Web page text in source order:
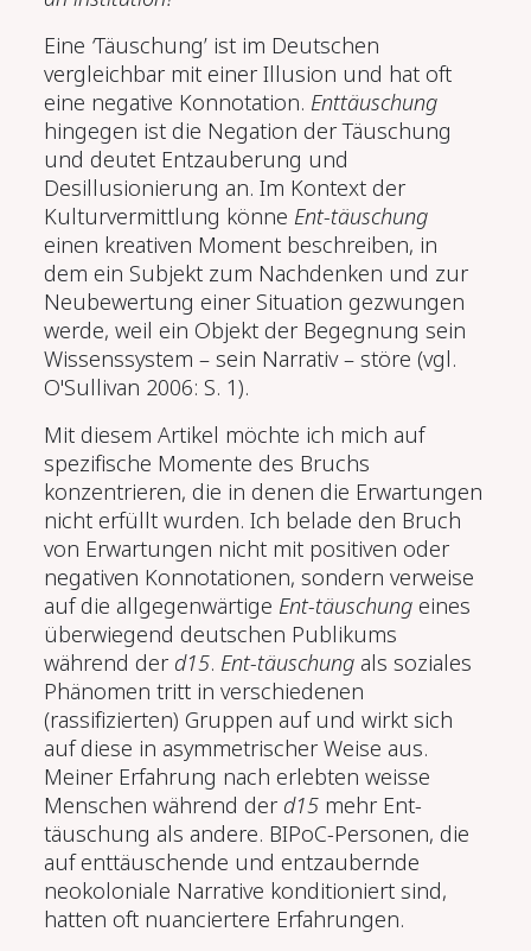
Eine ‘Täuschung’ ist im Deutschen
vergleichbar mit einer Illusion und hat oft
eine negative Konnotation. Enttäuschung
hingegen ist die Negation der Täuschung
und deutet Entzauberung und
Desillusionierung an. Im Kontext der
Kulturvermittlung könne Ent-täuschung
einen kreativen Moment beschreiben, in
dem ein Subjekt zum Nachdenken und zur
Neubewertung einer Situation gezwungen
werde, weil ein Objekt der Begegnung sein
Wissenssystem – sein Narrativ – störe (vgl.
O'Sullivan 2006: S. 1).
Mit diesem Artikel möchte ich mich auf
spezifische Momente des Bruchs
konzentrieren, die in denen die Erwartungen
nicht erfüllt wurden. Ich belade den Bruch
von Erwartungen nicht mit positiven oder
negativen Konnotationen, sondern verweise
auf die allgegenwärtige Ent-täuschung eines
überwiegend deutschen Publikums
während der d15. Ent-täuschung als soziales
Phänomen tritt in verschiedenen
(rassifizierten) Gruppen auf und wirkt sich
auf diese in asymmetrischer Weise aus.
Meiner Erfahrung nach erlebten weisse
Menschen während der d15 mehr Ent-
täuschung als andere. BIPoC-Personen, die
auf enttäuschende und entzaubernde
neokoloniale Narrative konditioniert sind,
hatten oft nuanciertere Erfahrungen.